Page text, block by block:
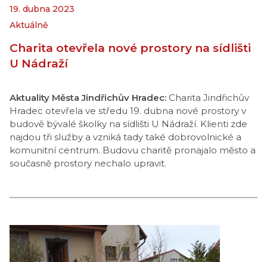
19. dubna 2023
Aktuálně
Charita otevřela nové prostory na sídlišti
U Nádraží
Aktuality Města Jindřichův Hradec: Charita Jindřichův
Hradec otevřela ve středu 19. dubna nové prostory v
budově bývalé školky na sídlišti U Nádraží. Klienti zde
najdou tři služby a vzniká tady také dobrovolnické a
komunitní centrum. Budovu charitě pronajalo město a
současně prostory nechalo upravit.